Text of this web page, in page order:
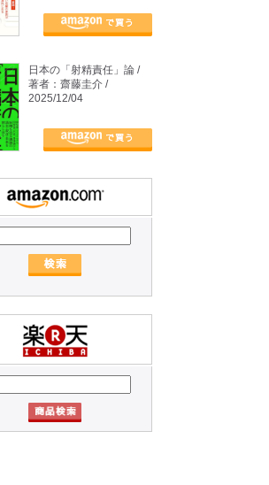
日本の「射精責任」論 /
著者：齋藤圭介 /
2025/12/04